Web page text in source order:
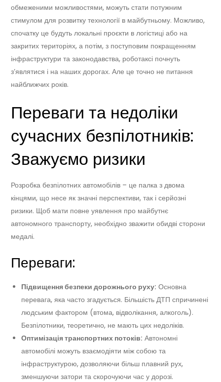
обмеженими можливостями, можуть стати потужним
стимулом для розвитку технології в майбутньому. Можливо,
спочатку це будуть локальні проєкти в логістиці або на
закритих територіях, а потім, з поступовим покращенням
інфраструктури та законодавства, роботаксі почнуть
з’являтися і на наших дорогах. Але це точно не питання
найближчих років.
Переваги та недоліки
сучасних безпілотників:
Зважуємо ризики
Розробка безпілотних автомобілів – це палка з двома
кінцями, що несе як значні перспективи, так і серйозні
ризики. Щоб мати повне уявлення про майбутнє
автономного транспорту, необхідно зважити обидві сторони
медалі.
Переваги:
Підвищення безпеки дорожнього руху: Основна
перевага, яка часто згадується. Більшість ДТП спричинені
людським фактором (втома, відволікання, алкоголь).
Безпілотники, теоретично, не мають цих недоліків.
Оптимізація транспортних потоків: Автономні
автомобілі можуть взаємодіяти між собою та
інфраструктурою, дозволяючи більш плавний рух,
зменшуючи затори та скорочуючи час у дорозі.